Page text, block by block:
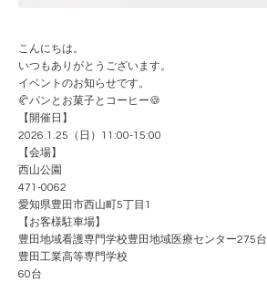
こんにちは。
いつもありがとうございます。
イベントのお知らせです。
🥐パンとお菓子とコーヒー🍪
【開催日】
2026.1.25（日）11:00-15:00
【会場】
西山公園
471-0062
愛知県豊田市西山町5丁目1
【お客様駐車場】
豊田地域看護専門学校豊田地域医療センター275台
豊田工業高等専門学校
60台